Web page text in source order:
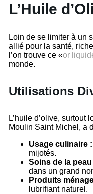
L’Huile
Loin de se limiter à un
allié pour la santé,
l’on trouve ce «or
monde.
Utilisations
L’huile d’olive, surtout
Moulin Saint Michel, a
Usage culinaire :
mijotés.
Soins de la peau
dans un grand
Produits
lubrifiant naturel.